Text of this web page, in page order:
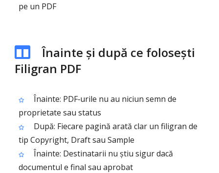
pe un PDF
Înainte și după ce folosești
Filigran PDF
Înainte: PDF‑urile nu au niciun semn de
proprietate sau status
După: Fiecare pagină arată clar un filigran de
tip Copyright, Draft sau Sample
Înainte: Destinatarii nu știu sigur dacă
documentul e final sau aprobat